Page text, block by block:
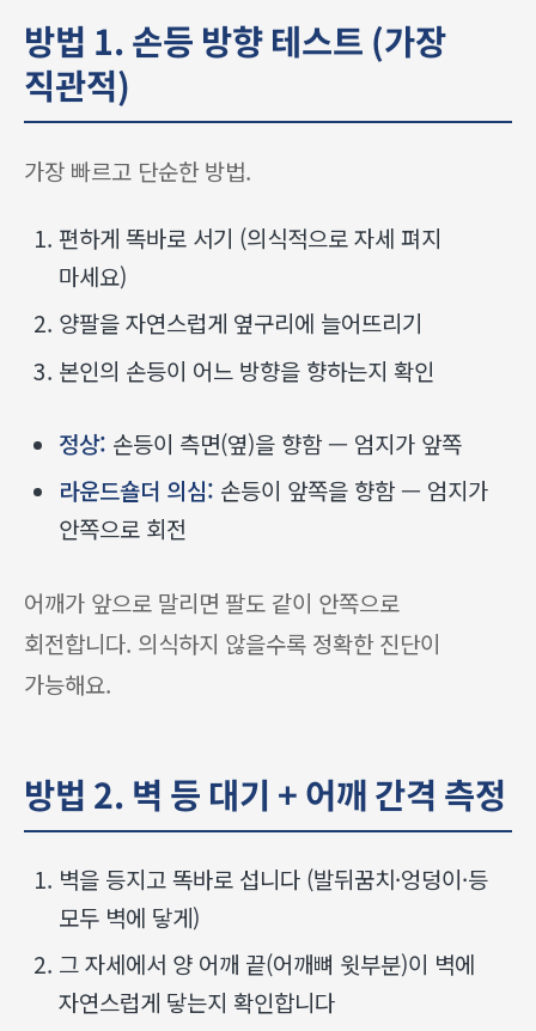
방법 1. 손등 방향 테스트 (가장
직관적)
가장 빠르고 단순한 방법.
편하게 똑바로 서기 (의식적으로 자세 펴지
마세요)
양팔을 자연스럽게 옆구리에 늘어뜨리기
본인의 손등이 어느 방향을 향하는지 확인
정상: 손등이 측면(옆)을 향함 — 엄지가 앞쪽
라운드숄더 의심: 손등이 앞쪽을 향함 — 엄지가
안쪽으로 회전
어깨가 앞으로 말리면 팔도 같이 안쪽으로
회전합니다. 의식하지 않을수록 정확한 진단이
가능해요.
방법 2. 벽 등 대기 + 어깨 간격 측정
벽을 등지고 똑바로 섭니다 (발뒤꿈치·엉덩이·등
모두 벽에 닿게)
그 자세에서 양 어깨 끝(어깨뼈 윗부분)이 벽에
자연스럽게 닿는지 확인합니다